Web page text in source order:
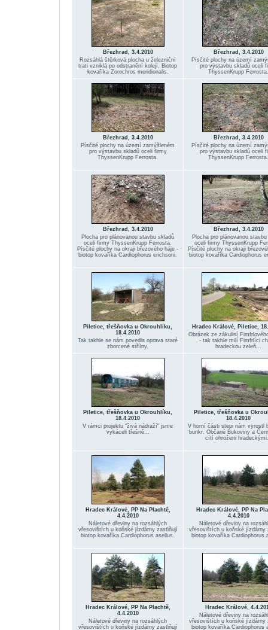
Březhrad, 3.4.2010
Rozsáhlá štěrková plocha u železniční
trati vzniklá po odstranění kolejí. Biotop
kovaříka Zorochros meridionalis.
Březhrad, 3.4.2010
Písčité plochy na území
pro výstavbu skladů oceli
ThyssenKrupp Ferrosta.
Březhrad, 3.4.2010
Písčité plochy na území zamýšleném
pro výstavbu skladů oceli firmy
ThyssenKrupp Ferrosta.
Březhrad, 3.4.2010
Písčité plochy na území
pro výstavbu skladů oceli
ThyssenKrupp Ferrosta.
Březhrad, 3.4.2010
Plocha pro plánovanou stavbu skladů
oceli firmy ThyssenKrupp Ferrosta.
Písčité plochy na okraji březového háje -
biotop kovaříka Cardiophorus erichsoni.
Březhrad, 3.4.2010
Plocha pro plánovanou
oceli firmy ThyssenKrupp
Písčité plochy na okraji
biotop kovaříka Cardiophorus
Piletice, třešňovka u Okrouhlíku,
18.4.2010
Tak takhle se nám povedla oprava staré
zborcené střílny.
Hradec Králové, Piletice,
Obrázek ze zákulisí
- tak takhle milí Fimfrlíci
hradeckou zeleň...
Piletice, třešňovka u Okrouhlíku,
18.4.2010
V rámci projektu "živá nádraží" jsme
vykáceli třešně...
Piletice, třešňovka u
18.4.2010
V horní části stepi nám vyrostl
bunkr. Občané Bukoviny a
cítí ohroženi
Hradec Králové, PP Na Plachtě,
4.4.2010
Náletové dřeviny na rozsáhlých
vřesovištích u koňské jízdárny zasťiňují
biotop kovaříka Cardiophorus asellus.
Hradec Králové, PP Na
4.4.2010
Náletové dřeviny na
vřesovištích u koňské jízdárny
biotop kovaříka Cardiophorus
Hradec Králové, PP Na Plachtě,
4.4.2010
Náletové dřeviny na rozsáhlých
vřesovištích u koňské jízdárny zasťiňují
Hradec Králové,
Náletové dřeviny na
vřesovištích u koňské jízdárny
biotop kovaříka Cardiophorus